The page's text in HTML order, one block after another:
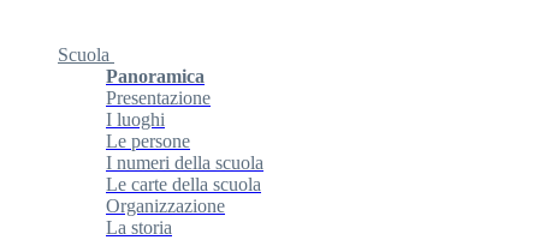
Scuola
Panoramica
Presentazione
I luoghi
Le persone
I numeri della scuola
Le carte della scuola
Organizzazione
La storia